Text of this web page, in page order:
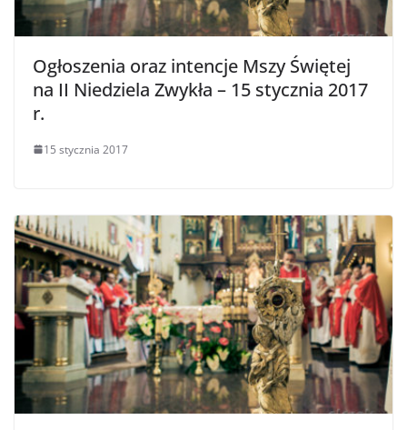
Ogłoszenia oraz intencje Mszy Świętej
na II Niedziela Zwykła – 15 stycznia 2017
r.
15 stycznia 2017